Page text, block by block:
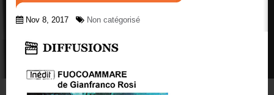
Nov 8, 2017 Non catégorisé